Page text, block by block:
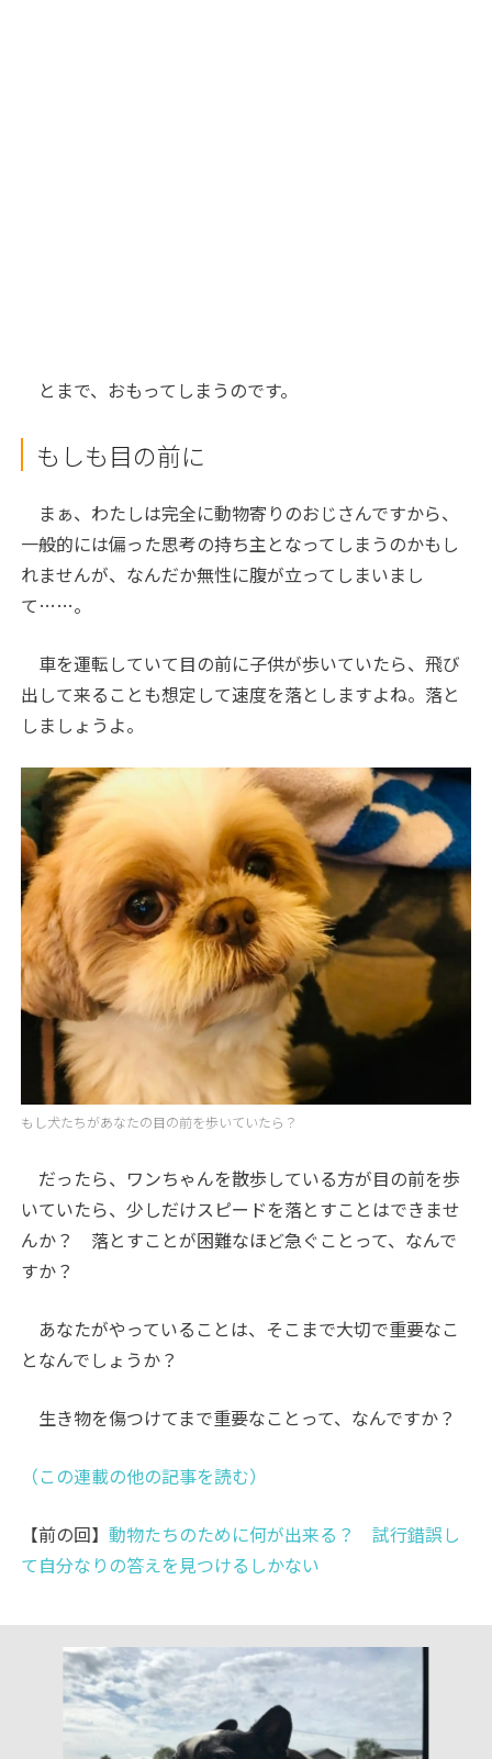
とまで、おもってしまうのです。
もしも目の前に
まぁ、わたしは完全に動物寄りのおじさんですから、
一般的には偏った思考の持ち主となってしまうのかもし
れませんが、なんだか無性に腹が立ってしまいまし
て……。
車を運転していて目の前に子供が歩いていたら、飛び
出して来ることも想定して速度を落としますよね。落と
しましょうよ。
もし犬たちがあなたの目の前を歩いていたら？
だったら、ワンちゃんを散歩している方が目の前を歩
いていたら、少しだけスピードを落とすことはできませ
んか？ 落とすことが困難なほど急ぐことって、なんで
すか？
あなたがやっていることは、そこまで大切で重要なこ
となんでしょうか？
生き物を傷つけてまで重要なことって、なんですか？
（この連載の他の記事を読む）
【前の回】動物たちのために何が出来る？ 試行錯誤し
て自分なりの答えを見つけるしかない